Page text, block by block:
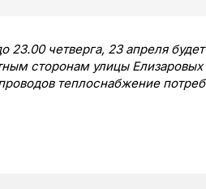
23.00 четверга, 23 апреля
сторонам улицы
теплоснабжение